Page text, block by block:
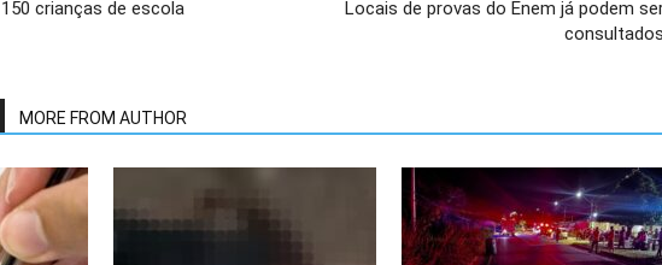
crianças de escola
Locais de provas do Enem já podem
consultados
MORE FROM AUTHOR